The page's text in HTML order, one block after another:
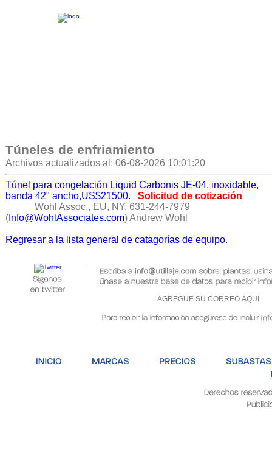
Túneles de enfriamiento
Archivos actualizados al: 06-08-2026 10:01:20
Túnel para congelación Liquid Carbonis JE-04, inoxidable,
banda 42" ancho,US$21500.
Solicitud de cotización
Wohl Assoc., EU, NY, 631-244-7979
(Info@WohlAssociates.com) Andrew Wohl
Regresar a la lista general de catagorías de equipo.